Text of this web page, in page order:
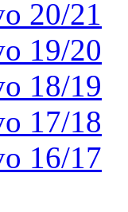
20/21
19/20
18/19
17/18
16/17